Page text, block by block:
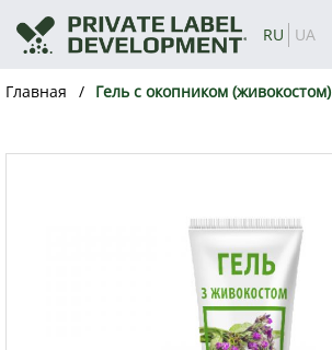
RU UA
Главная Гель с окопником (живокостом)